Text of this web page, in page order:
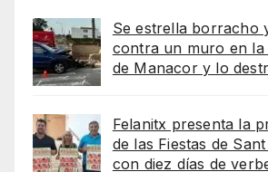
Se estrella borracho
contra un muro en
de Manacor y lo
Felanitx presenta la
de las Fiestas de
con diez días de